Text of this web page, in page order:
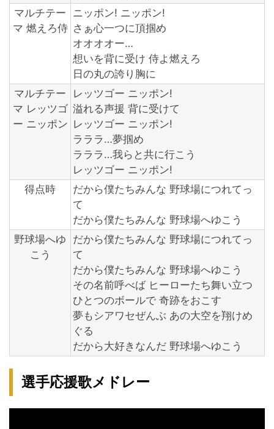
マルチテー
マ 燃えろ侍
ニッポン! ニッポン!
さぁ心一つに頂掴め
オオオオー…
想いを背に受け 侍よ燃えろ
日の丸の誇り胸に
マルチテー
マ レッツゴ
ー ニッポン
レッツゴー ニッポン!
溢れる声援 背に受けて
レッツゴー ニッポン!
ラララ…夢掴め
ラララ…我らと共に行こう
レッツゴー ニッポン!
得点時
だから僕たちみんな 野球場につれてっ
て
だから僕たちみんな 野球場へゆこう
野球場へゆ
こう
だから僕たちみんな 野球場につれてっ
て
だから僕たちみんな 野球場へゆこう
その名前呼べば ヒーローたち舞い立つ
ひとつのボールで 奇跡をおこす
夢もシアワセぜんぶ あの大空を翔けめ
ぐる
だから大好きなんだ 野球場へゆこう
選手応援歌メドレー